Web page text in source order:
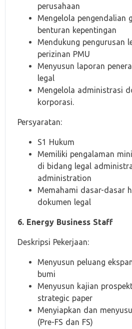
perusahaan
Mengelola pengendalian
benturan kepentingan
Mendukung pengurusan
perizinan PMU
Menyusun laporan
legal
Mengelola administrasi
korporasi.
Persyaratan:
S1 Hukum
Memiliki pengalaman
di bidang legal
administration
Memahami dasar-dasar
dokumen legal
6. Energy Business Staff
Deskripsi Pekerjaan:
Menyusun peluang
bumi
Menyusun kajian
strategic paper
Menyiapkan dan
(Pre-FS dan FS)